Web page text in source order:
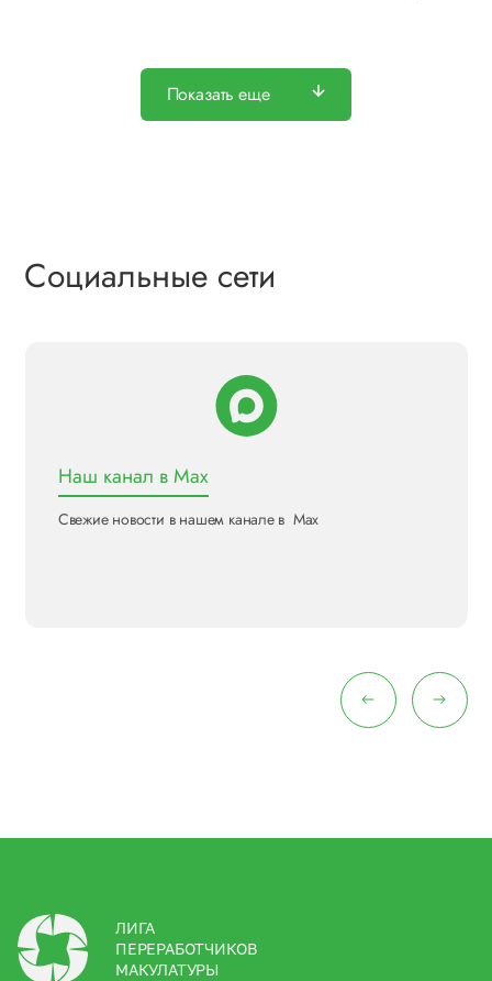
Показать еще
Социальные сети
Наш канал в Max
Свежие новости в нашем канале в Max
ЛИГА
ПЕРЕРАБОТЧИКОВ
МАКУЛАТУРЫ